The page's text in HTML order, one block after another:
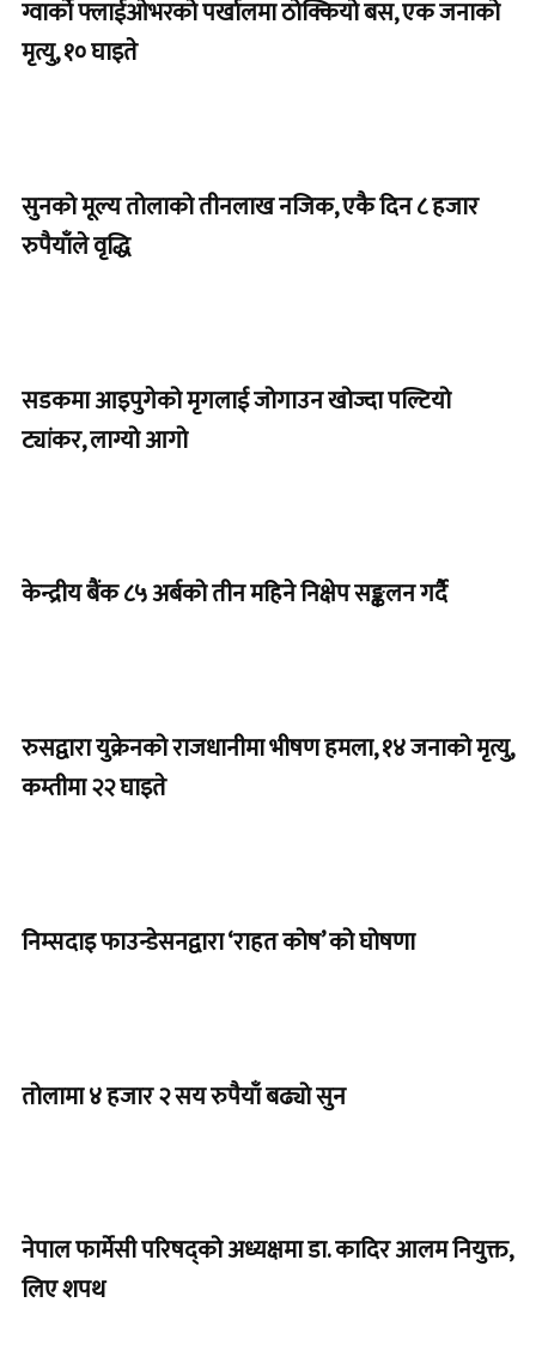
ग्वार्को फ्लाईओभरको पर्खालमा ठोक्कियो बस, एक जनाको
मृत्यु, १० घाइते
सुनको मूल्य तोलाको तीनलाख नजिक, एकै दिन ८ हजार
रुपैयाँले वृद्धि
सडकमा आइपुगेको मृगलाई जोगाउन खोज्दा पल्टियो
ट्यांकर, लाग्यो आगो
केन्द्रीय बैंक ८५ अर्बको तीन महिने निक्षेप सङ्कलन गर्दै
रुसद्वारा युक्रेनको राजधानीमा भीषण हमला, १४ जनाको मृत्यु,
कम्तीमा २२ घाइते
निम्सदाइ फाउन्डेसनद्वारा ‘राहत कोष’ को घोषणा
तोलामा ४ हजार २ सय रुपैयाँ बढ्यो सुन
नेपाल फार्मेसी परिषद्को अध्यक्षमा डा. कादिर आलम नियुक्त,
लिए शपथ